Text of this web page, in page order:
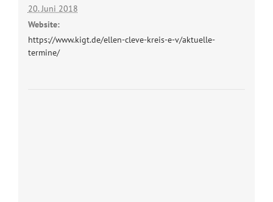
20. Juni 2018
Website:
https://www.kigt.de/ellen-cleve-kreis-e-v/aktuelle-
termine/